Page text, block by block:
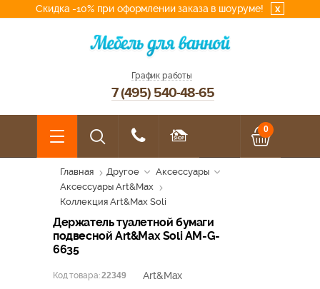
Скидка -10% при оформлении заказа в шоуруме! x
График работы
7 (495) 540-48-65
0
Главная Другое
Аксессуары
Аксессуары Art&Max
Коллекция Art&Max Soli
Держатель туалетной бумаги
подвесной Art&Max Soli AM-G-
6635
Код товара: 22349
Art&Max